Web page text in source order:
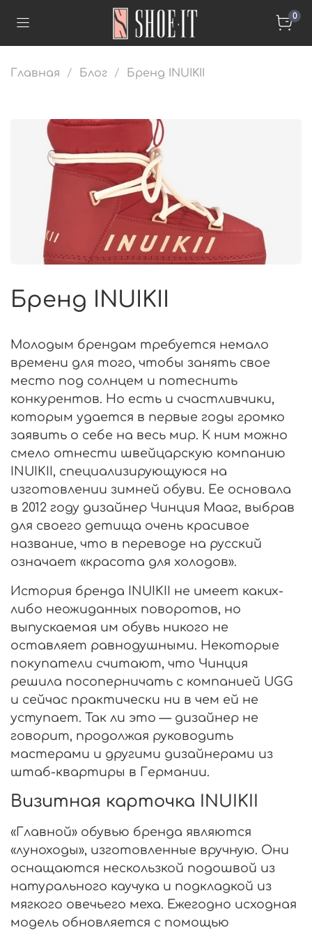
0
Главная Блог Бренд INUIKII
Бренд INUIKII
Молодым брендам требуется немало
времени для того, чтобы занять свое
место под солнцем и потеснить
конкурентов. Но есть и счастливчики,
которым удается в первые годы громко
заявить о себе на весь мир. К ним можно
смело отнести швейцарскую компанию
INUIKII, специализирующуюся на
изготовлении зимней обуви. Ее основала
в 2012 году дизайнер Чинция Мааг, выбрав
для своего детища очень красивое
название, что в переводе на русский
означает «красота для холодов».
История бренда INUIKII не имеет каких-
либо неожиданных поворотов, но
выпускаемая им обувь никого не
оставляет равнодушными. Некоторые
покупатели считают, что Чинция
решила посоперничать с компанией UGG
и сейчас практически ни в чем ей не
уступает. Так ли это — дизайнер не
говорит, продолжая руководить
мастерами и другими дизайнерами из
штаб-квартиры в Германии.
Визитная карточка INUIKII
«Главной» обувью бренда являются
«луноходы», изготовленные вручную. Они
оснащаются нескользкой подошвой из
натурального каучука и подкладкой из
мягкого овечьего меха. Ежегодно исходная
модель обновляется с помощью